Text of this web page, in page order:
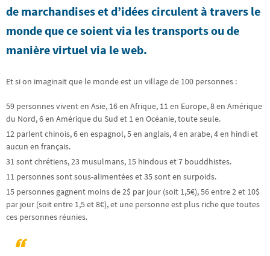
de marchandises et d’idées circulent à travers le
monde que ce soient via les transports ou de
manière virtuel via le web.
Et si on imaginait que le monde est un village de 100 personnes :
59 personnes vivent en Asie, 16 en Afrique, 11 en Europe, 8 en Amérique
du Nord, 6 en Amérique du Sud et 1 en Océanie, toute seule.
12 parlent chinois, 6 en espagnol, 5 en anglais, 4 en arabe, 4 en hindi et
aucun en français.
31 sont chrétiens, 23 musulmans, 15 hindous et 7 bouddhistes.
11 personnes sont sous-alimentées et 35 sont en surpoids.
15 personnes gagnent moins de 2$ par jour (soit 1,5€), 56 entre 2 et 10$
par jour (soit entre 1,5 et 8€), et une personne est plus riche que toutes
ces personnes réunies.